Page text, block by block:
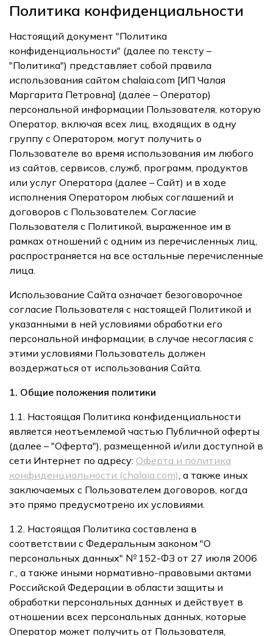
Политика конфиденциальности
Настоящий документ "Политика
конфиденциальности" (далее по тексту –
"Политика") представляет собой правила
использования сайтом chalaia.com [ИП Чалая
Маргарита Петровна] (далее – Оператор)
персональной информации Пользователя, которую
Оператор, включая всех лиц, входящих в одну
группу с Оператором, могут получить о
Пользователе во время использования им любого
из сайтов, сервисов, служб, программ, продуктов
или услуг Оператора (далее – Сайт) и в ходе
исполнения Оператором любых соглашений и
договоров с Пользователем. Согласие
Пользователя с Политикой, выраженное им в
рамках отношений с одним из перечисленных лиц,
распространяется на все остальные перечисленные
лица.
Использование Сайта означает безоговорочное
согласие Пользователя с настоящей Политикой и
указанными в ней условиями обработки его
персональной информации; в случае несогласия с
этими условиями Пользователь должен
воздержаться от использования Сайта.
1. Общие положения политики
1.1. Настоящая Политика конфиденциальности
является неотъемлемой частью Публичной оферты
(далее – "Оферта"), размещенной и/или доступной в
сети Интернет по адресу: Оферта и политика
конфиденциальности (chalaia.com) , а также иных
заключаемых с Пользователем договоров, когда
это прямо предусмотрено их условиями.
1.2. Настоящая Политика составлена в
соответствии с Федеральным законом "О
персональных данных" № 152-ФЗ от 27 июля 2006
г., а также иными нормативно-правовыми актами
Российской Федерации в области защиты и
обработки персональных данных и действует в
отношении всех персональных данных, которые
Оператор может получить от Пользователя,